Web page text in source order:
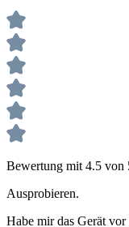
Bewertung mit 4.5 von
Ausprobieren.
Habe mir das Gerät